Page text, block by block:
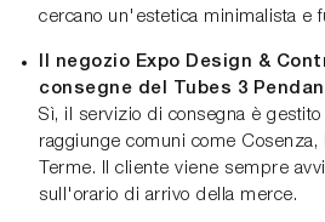
cercano un'estetica minimalista e
Il negozio Expo Design &
consegne del Tubes 3
Sì, il servizio di consegna è
raggiunge comuni come
Terme. Il cliente viene sempre
sull'orario di arrivo della merce.